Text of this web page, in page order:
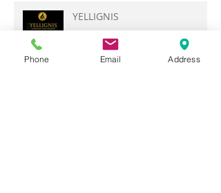
YELLIGNIS
Phone Email Address